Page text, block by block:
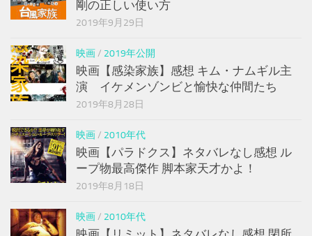
剛の正しい使い方
2019年9月29日
映画/ 2019年公開
映画【感染家族】感想 キム・ナムギル主
演 イケメンゾンビと愉快な仲間たち
2019年8月28日
映画/ 2010年代
映画【パラドクス】ネタバレなし感想 ル
ープ物最高傑作 脚本家天才かよ！
2019年8月18日
映画/ 2010年代